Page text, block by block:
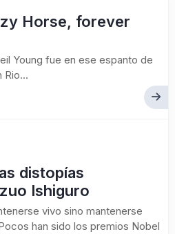
Horse, forever
Young fue en ese espanto de
Rio...
distopías
Ishiguro
vivo sino mantenerse
han sido los premios Nobel